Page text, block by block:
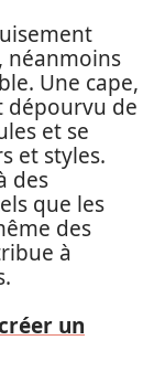
néanmoins
Une cape,
dépourvu de
et se
et styles.
des
que les
des
à
un